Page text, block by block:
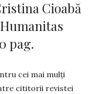
Cioabă
pag.
cei mai mulţi
cititorii revistei